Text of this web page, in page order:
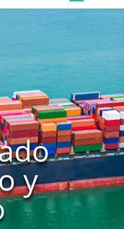
y